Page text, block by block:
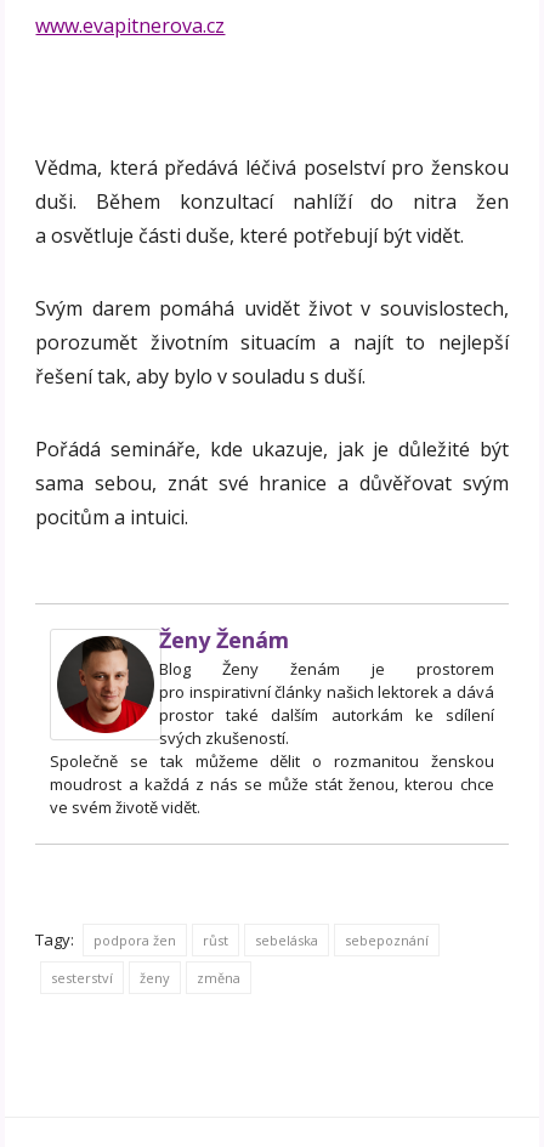
www.evapitnerova.cz
Vědma, která předává léčivá poselství pro ženskou
duši. Během konzultací nahlíží do nitra žen
a osvětluje části duše, které potřebují být vidět.
Svým darem pomáhá uvidět život v souvislostech,
porozumět životním situacím a najít to nejlepší
řešení tak, aby bylo v souladu s duší.
Pořádá semináře, kde ukazuje, jak je důležité být
sama sebou, znát své hranice a důvěřovat svým
pocitům a intuici.
Ženy Ženám
Blog Ženy ženám je prostorem
pro inspirativní články našich lektorek a dává
prostor také dalším autorkám ke sdílení
svých zkušeností.
Společně se tak můžeme dělit o rozmanitou ženskou
moudrost a každá z nás se může stát ženou, kterou chce
ve svém životě vidět.
Tagy: podpora žen růst sebeláska sebepoznání
sesterství ženy změna